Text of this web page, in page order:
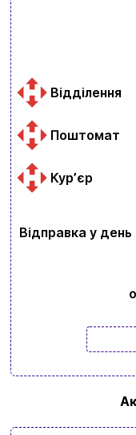
Відділення
Поштомат
Курʼєр
Відправка у
Вхід